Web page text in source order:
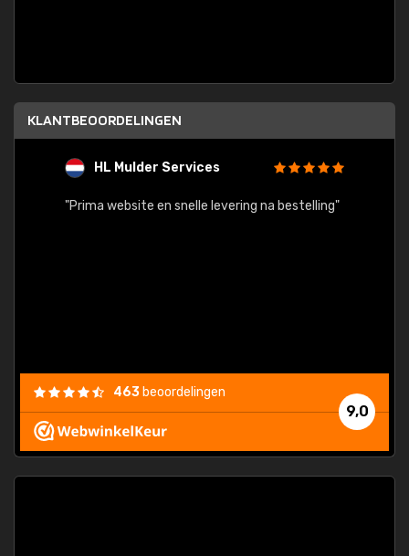
KLANTBEOORDELINGEN
HL Mulder Services
"Prima website en snelle levering na bestelling"
9,0
463 beoordelingen